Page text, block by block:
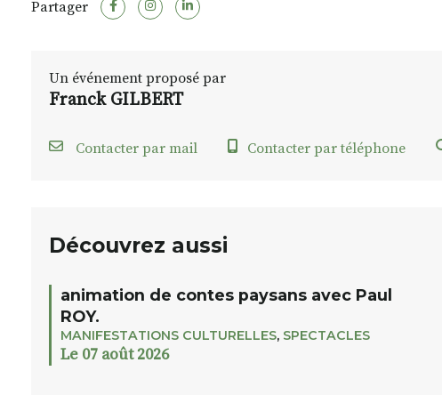
Partager
Un événement proposé par
Franck GILBERT
Contacter par mail Contacter par téléphone
Découvrez aussi
animation de contes paysans avec Paul
ROY.
MANIFESTATIONS CULTURELLES, SPECTACLES
Le 07 août 2026